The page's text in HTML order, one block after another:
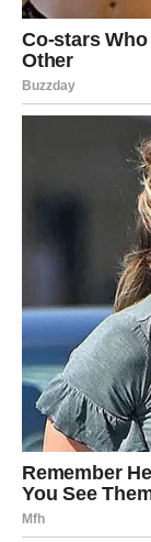
Jarčevi, jer
uspeh i
Ipak, svaki znak
ispunjen
njim mnogo
život donosi,
planove za